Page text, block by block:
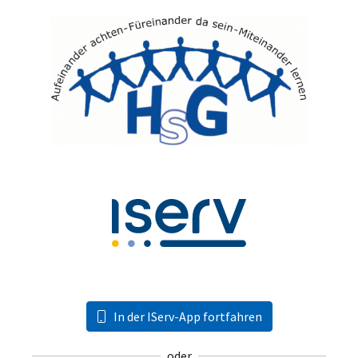
In der IServ-App fortfahren